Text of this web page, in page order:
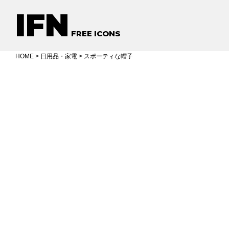
IFN FREE ICONS
HOME > 日用品・家電 > スポーティな帽子